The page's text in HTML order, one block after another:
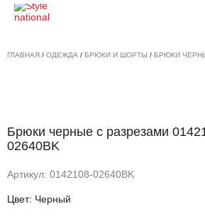
ГЛАВНАЯ / ОДЕЖДА / БРЮКИ И ШОРТЫ / БРЮКИ
Брюки черные с разрезами
02640BK
Артикул: 0142108-02640BK
Цвет: Черный